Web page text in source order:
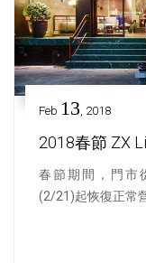
Feb 13, 2018
2018春節 ZX
春節期間，門市
(2/21)起恢復正常